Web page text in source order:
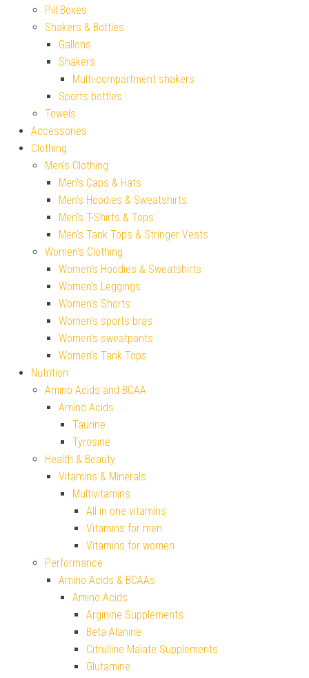
Pill Boxes
Shakers & Bottles
Gallons
Shakers
Multi-compartment shakers
Sports bottles
Towels
Accessories
Clothing
Men's Clothing
Men's Caps & Hats
Men's Hoodies & Sweatshirts
Men's T-Shirts & Tops
Men's Tank Tops & Stringer Vests
Women's Clothing
Women's Hoodies & Sweatshirts
Women's Leggings
Women's Shorts
Women's sports bras
Women's sweatpants
Women's Tank Tops
Nutrition
Amino Acids and BCAA
Amino Acids
Taurine
Tyrosine
Health & Beauty
Vitamins & Minerals
Multivitamins
All in one vitamins
Vitamins for men
Vitamins for women
Performance
Amino Acids & BCAAs
Amino Acids
Arginine Supplements
Beta-Alanine
Citrulline Malate Supplements
Glutamine